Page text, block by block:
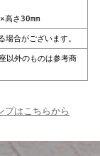
高さ30mm
場合がございます。
以外のものは参考商
はこちらから